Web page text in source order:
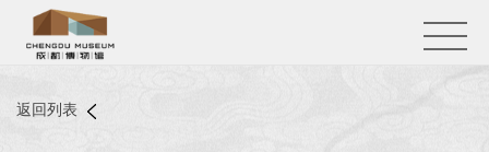
返回列表